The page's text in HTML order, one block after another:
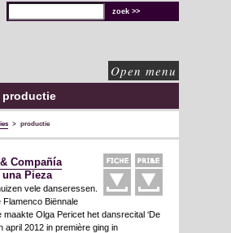
Open menu
productie
> productie
Compañía
una Pieza
vele danseressen.
Flamenco Biënnale
maakte Olga Pericet het dansrecital ‘De
april 2012 in première ging in